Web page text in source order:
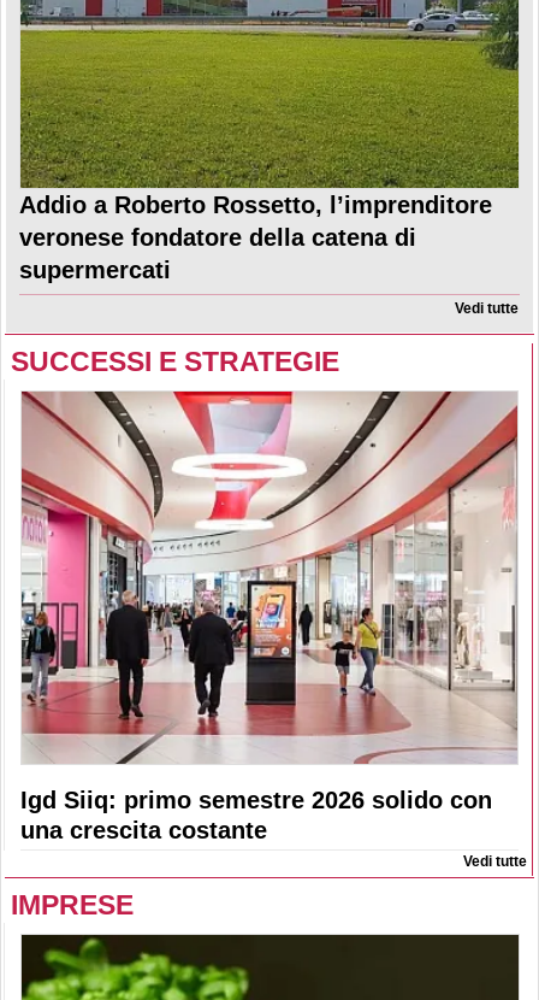
Addio a Roberto Rossetto, l’imprenditore
veronese fondatore della catena di
supermercati
Vedi tutte
SUCCESSI E STRATEGIE
Igd Siiq: primo semestre 2026 solido con
una crescita costante
Vedi tutte
IMPRESE